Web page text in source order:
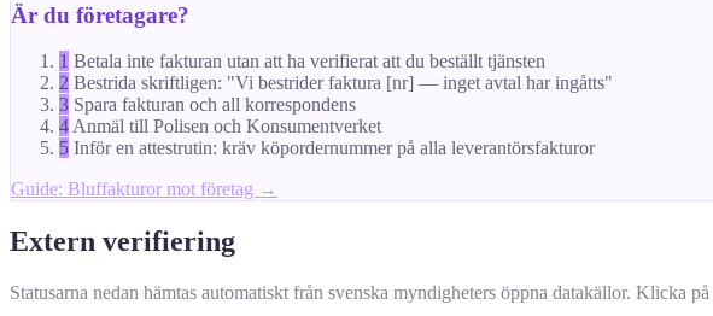
Är du företagare?
1 Betala inte fakturan utan att ha verifierat att du beställt tjänsten
2 Bestrida skriftligen: "Vi bestrider faktura [nr] — inget avtal har ingåtts"
3 Spara fakturan och all korrespondens
4 Anmäl till Polisen och Konsumentverket
5 Inför en attestrutin: kräv köpordernummer på alla leverantörsfakturor
Guide: Bluffakturor mot företag →
Extern verifiering
Statusarna nedan hämtas automatiskt från svenska myndigheters öppna datakällor. Klicka